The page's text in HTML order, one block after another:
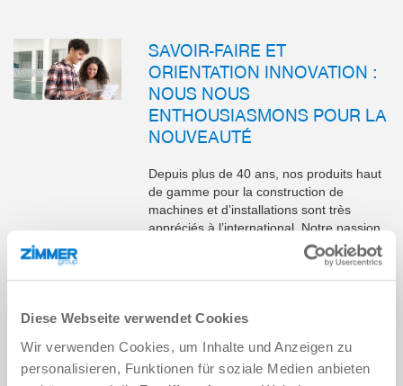
Diese Webseite verwendet Cookies
Wir verwenden Cookies, um Inhalte und Anzeigen zu
personalisieren, Funktionen für soziale Medien anbieten
SAVOIR-FAIRE ET
ORIENTATION INNOVATION :
NOUS NOUS
ENTHOUSIASMONS POUR LA
NOUVEAUTÉ
Depuis plus de 40 ans, nos produits haut
de gamme pour la construction de
machines et d’installations sont très
appréciés à l’international. Notre passion
pour les innovations et notre créativité
nous permettront de continuer à maîtriser
des applications palpitantes et des défis
clients à l’avenir.
SANTÉ ET ÉQUILIBRE ENTRE